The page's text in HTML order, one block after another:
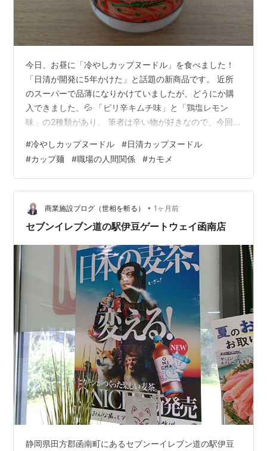
今日、お昼に「冷やしカップヌードル」を食べました！
「日清が開発に5年かけた」と話題の新商品です。 近所
のスーパーで品薄になりかけていましたが、どうにか購
入できました。💦 「ピリ辛キムチ味」と「鶏塩レモン
味」の2種類があり、 筆者は辛い物が好きなので、今回
冷しカップ ヌードル 鶏塩レモン味 12個 NHR thank you
Card付き NHr Style Amazon この商品の最大の特徴は、
「お湯を注がない」こと！ 蓋にも 「熱湯禁止」 「冷水
専用」 と書いてあります！ 筆者は家からミネラルウォー
ターを持参し、職場の冷蔵庫で冷や…
#冷やしカップヌードル #日清カップヌードル
#カップ麺 #職場の人間関係 #カモメ
商業施設ブログ（世相を斬る） • 1ヶ月前
セブンイレブン道の駅伊豆ゲートウェイ函南店
静岡県田方郡函南町にあるセブンーイレブン道の駅伊豆